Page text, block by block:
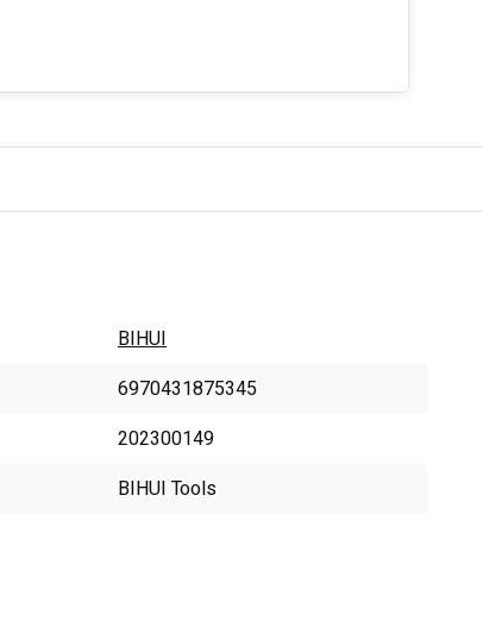
BIHUI
6970431875345
202300149
BIHUI Tools